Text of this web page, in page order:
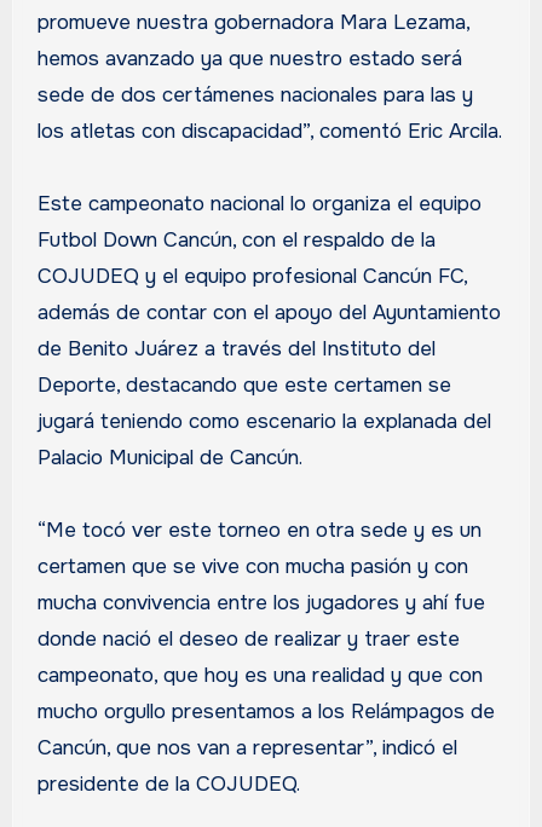
promueve nuestra gobernadora Mara Lezama,
hemos avanzado ya que nuestro estado será
sede de dos certámenes nacionales para las y
los atletas con discapacidad”, comentó Eric Arcila.
Este campeonato nacional lo organiza el equipo
Futbol Down Cancún, con el respaldo de la
COJUDEQ y el equipo profesional Cancún FC,
además de contar con el apoyo del Ayuntamiento
de Benito Juárez a través del Instituto del
Deporte, destacando que este certamen se
jugará teniendo como escenario la explanada del
Palacio Municipal de Cancún.
“Me tocó ver este torneo en otra sede y es un
certamen que se vive con mucha pasión y con
mucha convivencia entre los jugadores y ahí fue
donde nació el deseo de realizar y traer este
campeonato, que hoy es una realidad y que con
mucho orgullo presentamos a los Relámpagos de
Cancún, que nos van a representar”, indicó el
presidente de la COJUDEQ.